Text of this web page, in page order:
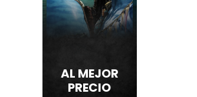
AL MEJOR
PRECIO